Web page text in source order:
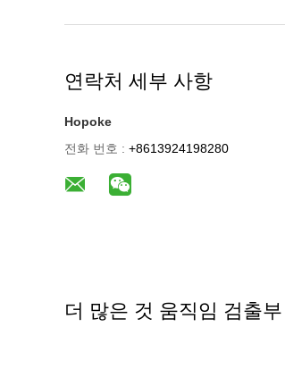
연락처 세부 사항
Hopoke
전화 번호 : +8613924198280
더 많은 것 움직임 검출부